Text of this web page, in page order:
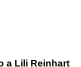
a Lili Reinhart